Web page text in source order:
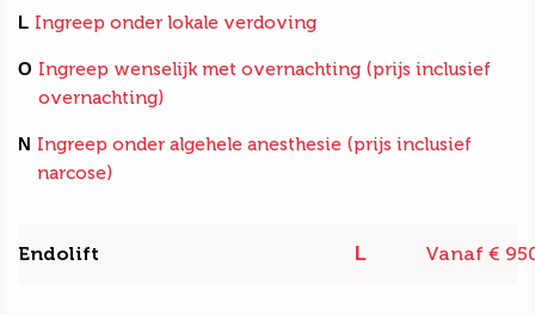
L Ingreep onder lokale verdoving
O Ingreep wenselijk met overnachting (prijs inclusief
overnachting)
N Ingreep onder algehele anesthesie (prijs inclusief
narcose)
Endolift L Vanaf €